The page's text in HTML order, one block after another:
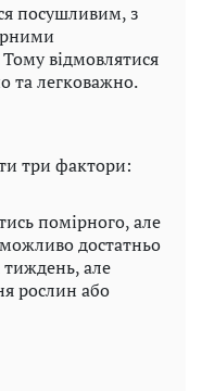
посушливим, з
відмовлятися
та легковажно.
три фактори:
помірного, але
достатньо
але
рослин або